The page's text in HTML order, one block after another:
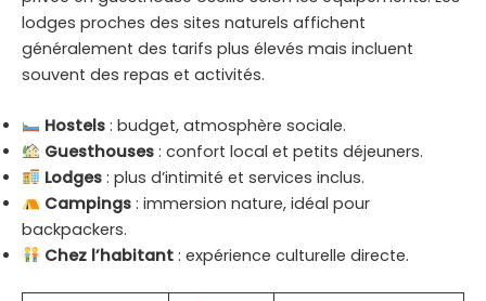
lodges proches des sites naturels affichent
généralement des tarifs plus élevés mais incluent
souvent des repas et activités.
Hostels: budget, atmosphère sociale.
Guesthouses: confort local et petits déjeuners.
Lodges: plus d’intimité et services inclus.
Campings: immersion nature, idéal pour
backpackers.
Chez l’habitant: expérience culturelle directe.